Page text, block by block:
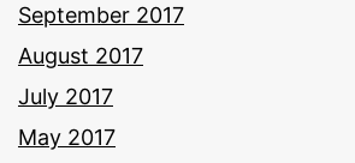
September 2017
August 2017
July 2017
May 2017